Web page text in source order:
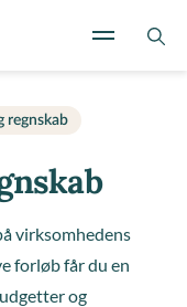
regnskab
virksomhedens
forløb får du en
og